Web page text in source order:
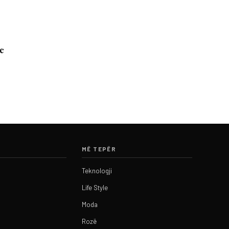
MË TEPËR
Teknologji
Life Style
Moda
Rozë